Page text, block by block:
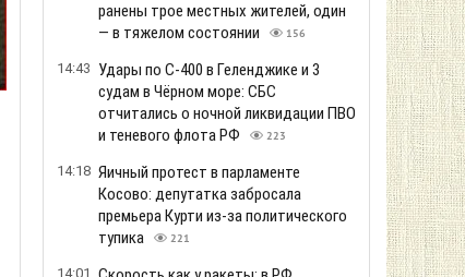
ранены трое местных жителей, один
— в тяжелом состоянии
156
14:43 Удары по С-400 в Геленджике и 3
судам в Чёрном море: СБС
отчитались о ночной ликвидации ПВО
и теневого флота РФ
223
14:18 Яичный протест в парламенте
Косово: депутатка забросала
премьера Курти из-за политического
тупика
221
14:01